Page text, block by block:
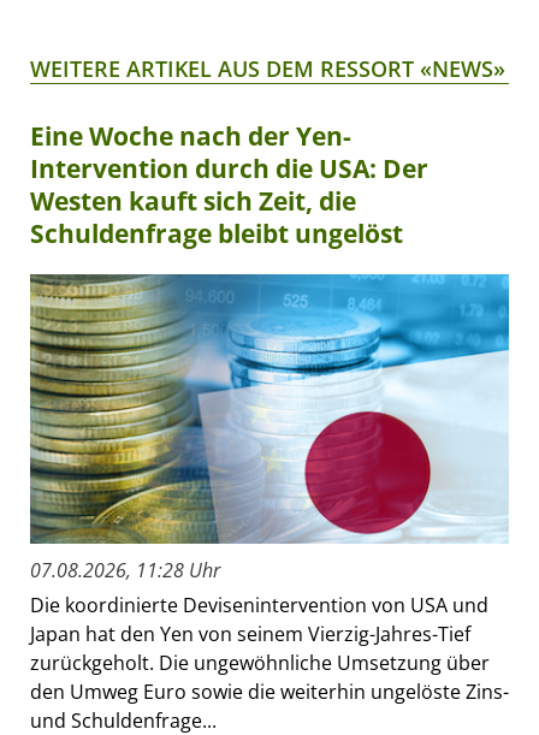
WEITERE ARTIKEL AUS DEM RESSORT «NEWS»
Eine Woche nach der Yen-
Intervention durch die USA: Der
Westen kauft sich Zeit, die
Schuldenfrage bleibt ungelöst
07.08.2026, 11:28 Uhr
Die koordinierte Devisenintervention von USA und
Japan hat den Yen von seinem Vierzig-Jahres-Tief
zurückgeholt. Die ungewöhnliche Umsetzung über
den Umweg Euro sowie die weiterhin ungelöste Zins-
und Schuldenfrage...